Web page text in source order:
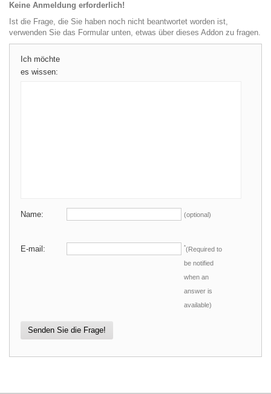
Keine Anmeldung erforderlich!
Ist die Frage, die Sie haben noch nicht beantwortet worden ist,
verwenden Sie das Formular unten, etwas über dieses Addon zu fragen.
Ich möchte
es wissen:
Name: (optional)
E-mail: *(Required to
be notified
when an
answer is
available)
Senden Sie die Frage!